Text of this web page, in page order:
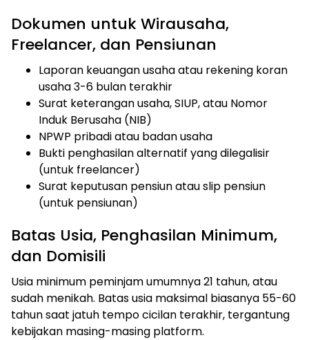
Dokumen untuk Wirausaha,
Freelancer, dan Pensiunan
Laporan keuangan usaha atau rekening koran
usaha 3-6 bulan terakhir
Surat keterangan usaha, SIUP, atau Nomor
Induk Berusaha (NIB)
NPWP pribadi atau badan usaha
Bukti penghasilan alternatif yang dilegalisir
(untuk freelancer)
Surat keputusan pensiun atau slip pensiun
(untuk pensiunan)
Batas Usia, Penghasilan Minimum,
dan Domisili
Usia minimum peminjam umumnya 21 tahun, atau
sudah menikah. Batas usia maksimal biasanya 55-60
tahun saat jatuh tempo cicilan terakhir, tergantung
kebijakan masing-masing platform.